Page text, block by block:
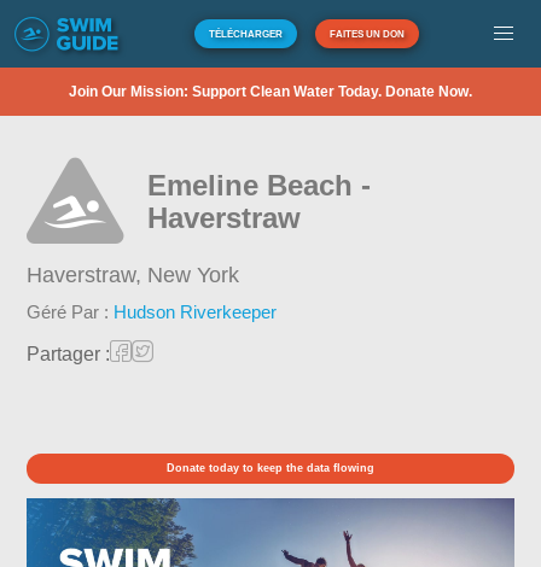
TÉLÉCHARGER FAITES UN DON
Join Our Mission: Support Clean Water Today. Donate Now.
Emeline Beach -
Haverstraw
Haverstraw, New York
Géré Par : Hudson Riverkeeper
Partager :
Donate today to keep the data flowing